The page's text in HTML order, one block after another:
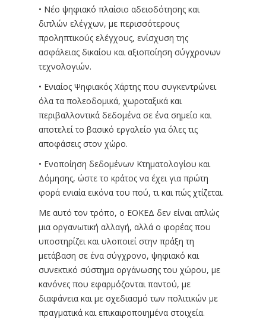
• Νέο ψηφιακό πλαίσιο αδειοδότησης και
διπλών ελέγχων, με περισσότερους
προληπτικούς ελέγχους, ενίσχυση της
ασφάλειας δικαίου και αξιοποίηση σύγχρονων
τεχνολογιών.
• Ενιαίος Ψηφιακός Χάρτης που συγκεντρώνει
όλα τα πολεοδομικά, χωροταξικά και
περιβαλλοντικά δεδομένα σε ένα σημείο και
αποτελεί το βασικό εργαλείο για όλες τις
αποφάσεις στον χώρο.
• Ενοποίηση δεδομένων Κτηματολογίου και
Δόμησης, ώστε το κράτος να έχει για πρώτη
φορά ενιαία εικόνα του πού, τι και πώς χτίζεται.
Με αυτό τον τρόπο, ο ΕΟΚΕΔ δεν είναι απλώς
μια οργανωτική αλλαγή, αλλά ο φορέας που
υποστηρίζει και υλοποιεί στην πράξη τη
μετάβαση σε ένα σύγχρονο, ψηφιακό και
συνεκτικό σύστημα οργάνωσης του χώρου, με
κανόνες που εφαρμόζονται παντού, με
διαφάνεια και με σχεδιασμό των πολιτικών με
πραγματικά και επικαιροποιημένα στοιχεία.